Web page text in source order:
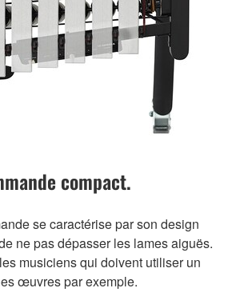
compact.
se caractérise par son design
ne pas dépasser les lames aiguës.
musiciens qui doivent utiliser un
œuvres par exemple.